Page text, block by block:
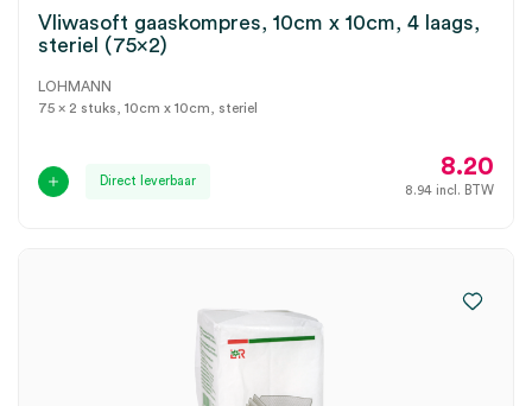
Vliwasoft gaaskompres, 10cm x 10cm, 4 laags,
steriel (75×2)
LOHMANN
75 x 2 stuks, 10cm x 10cm, steriel
Direct leverbaar
8.20
8.94 incl. BTW